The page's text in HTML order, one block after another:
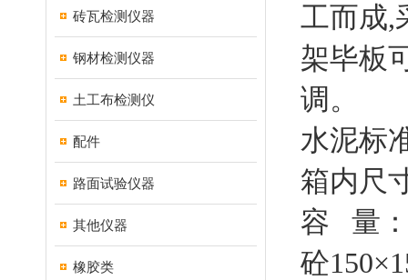
砖瓦检测仪器
钢材检测仪器
土工布检测仪
配件
路面试验仪器
其他仪器
橡胶类
工而成,
架毕板
调。
水泥标
箱内尺
容 量
砼